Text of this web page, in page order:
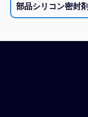
部品シリコン密封剤